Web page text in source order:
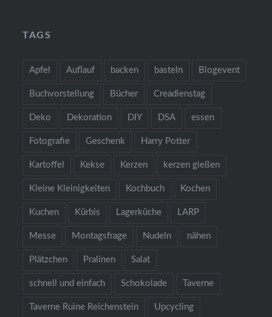
TAGS
Apfel Auflauf backen basteln Blogevent
Buchvorstellung Bücher Creadienstag
Deko Dekoration DIY DSA essen
Fotografie Geschenk Harry Potter
Kartoffel Kekse Kerzen kerzen gießen
Kleine Kleinigkeiten Kochbuch Kochen
Kuchen Kürbis Lagerküche LARP
Messe Montagsfrage Nudeln nähen
Plätzchen Pralinen Salat
schnell und einfach Schokolade Taverne
Taverne Ruine Reichenstein Upcycling